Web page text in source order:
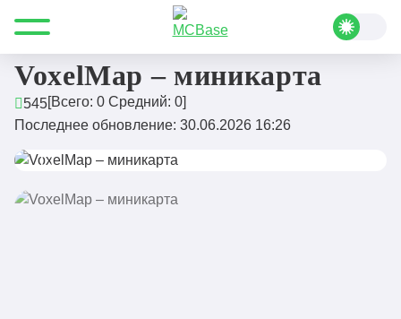
Все для Minecraft Моды Fabric VoxelMap – миникарта
VoxelMap – миникарта
545[Всего: 0 Средний: 0]
Последнее обновление: 30.06.2026 16:26